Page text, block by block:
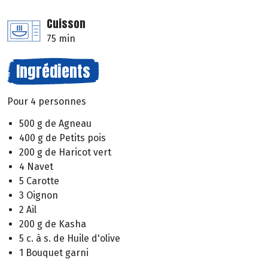
Cuisson
75 min
Ingrédients
Pour 4 personnes
500 g de Agneau
400 g de Petits pois
200 g de Haricot vert
4 Navet
5 Carotte
3 Oignon
2 Ail
200 g de Kasha
5 c. à s. de Huile d'olive
1 Bouquet garni